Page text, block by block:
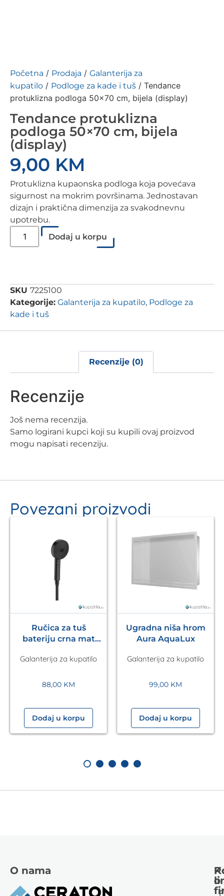
Početna / Prodaja / Galanterija za
kupatilo / Podloge za kade i tuš / Tendance
protuklizna podloga 50×70 cm, bijela (display)
Tendance protuklizna
podloga 50×70 cm, bijela
(display)
9,00 KM
Protuklizna kupaonska podloga koja povećava
sigurnost na mokrim površinama. Jednostavan
dizajn i praktična dimenzija za svakodnevnu
upotrebu.
Dodaj u korpu
SKU 7225100
Kategorije: Galanterija za kupatilo, Podloge za
kade i tuš
Recenzije (0)
Recenzije
Još nema recenzija.
Samo logirani kupci koji su kupili ovaj proizvod
mogu napisati recenziju.
Povezani proizvodi
Ručica za tuš
bateriju crna mat
HANSGROHE
Galanterija za kupatilo
88,00 KM
Dodaj u korpu
Ugradna niša hrom
Aura AquaLux
Galanterija za kupatilo
99,00 KM
Dodaj u korpu
O nama
o